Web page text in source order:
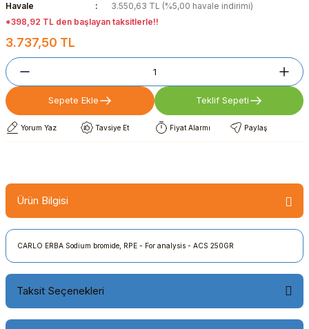
Havale
3.550,63 TL (%5,00 havale indirimi)
*398,92 TL den başlayan taksitlerle!!
3.737,50 TL
Sepete Ekle Teklif Sepeti
Yorum Yaz Tavsiye Et Fiyat Alarmı Paylaş
Ürün Bilgisi
CARLO ERBA Sodium bromide, RPE - For analysis - ACS 250GR
Taksit Seçenekleri